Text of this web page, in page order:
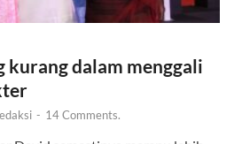
kurang dalam menggali
- 14 Comments.